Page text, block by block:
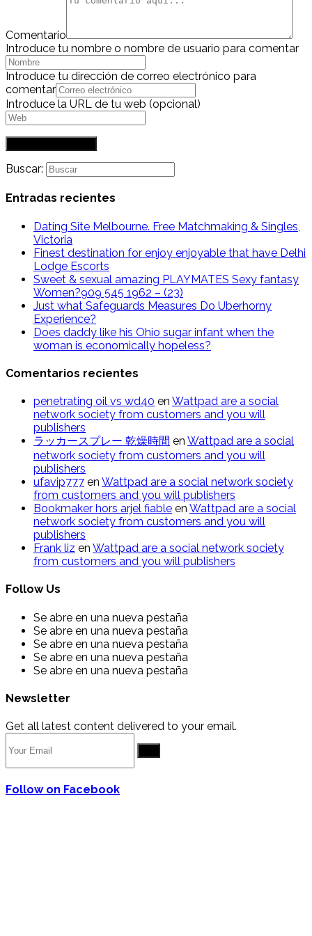
Comentario
Introduce tu nombre o nombre de usuario para comentar
Introduce tu dirección de correo electrónico para
comentar
Introduce la URL de tu web (opcional)
Buscar:
Entradas recientes
Dating Site Melbourne. Free Matchmaking & Singles,
Victoria
Finest destination for enjoy enjoyable that have Delhi
Lodge Escorts
Sweet & sexual amazing PLAYMATES Sexy fantasy
Women?909 545 1962 – (23)
Just what Safeguards Measures Do Uberhorny
Experience?
Does daddy like his Ohio sugar infant when the
woman is economically hopeless?
Comentarios recientes
penetrating oil vs wd40 en Wattpad are a social
network society from customers and you will
publishers
ラッカースプレー 乾燥時間 en Wattpad are a social
network society from customers and you will
publishers
ufavip777 en Wattpad are a social network society
from customers and you will publishers
Bookmaker hors arjel fiable en Wattpad are a social
network society from customers and you will
publishers
Frank liz en Wattpad are a social network society
from customers and you will publishers
Follow Us
Se abre en una nueva pestaña
Se abre en una nueva pestaña
Se abre en una nueva pestaña
Se abre en una nueva pestaña
Se abre en una nueva pestaña
Newsletter
Get all latest content delivered to your email.
Follow on Facebook